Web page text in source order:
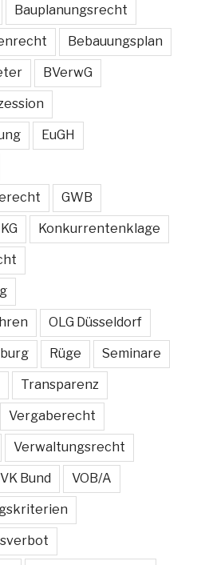
Bauplanungsrecht
Bebauungsplan
BVerwG
EuGH
GWB
KG Konkurrentenklage
OLG Düsseldorf
Rüge Seminare
Transparenz
Vergaberecht
Verwaltungsrecht
VK Bund VOB/A